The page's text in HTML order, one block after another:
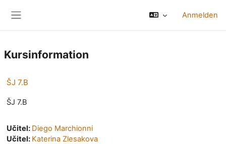
Anmelden
Kursinformation
ŠJ 7.B
ŠJ 7.B
Učitel: Diego Marchionni
Učitel: Katerina Zlesakova